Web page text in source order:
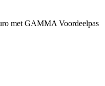
met GAMMA Voordeelpas